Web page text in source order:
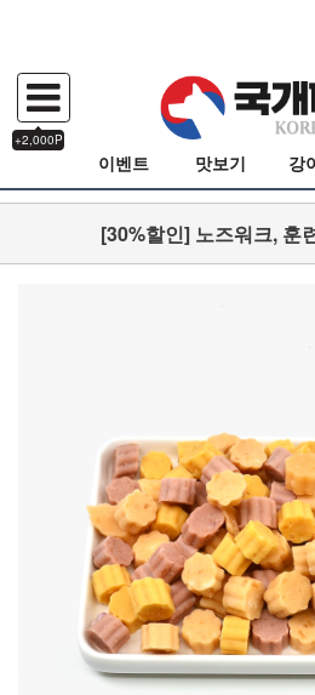
+2,000P
이벤트 맛보기 강
[30%할인] 노즈워크, 훈